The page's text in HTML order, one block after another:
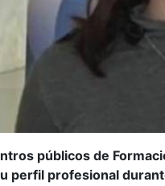
públicos de
perfil profesional